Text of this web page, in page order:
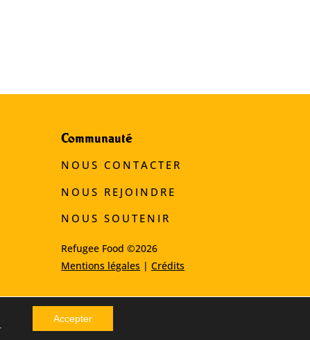
Communauté
NOUS CONTACTER
NOUS REJOINDRE
NOUS SOUTENIR
Refugee Food ©2026
Mentions légales |Crédits
Accepter